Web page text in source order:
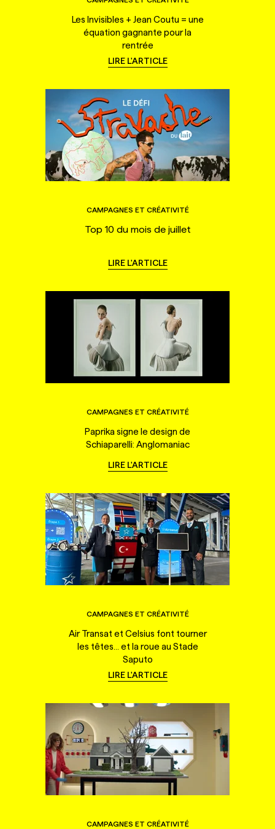
Les Invisibles + Jean Coutu = une
équation gagnante pour la
rentrée
LIRE L'ARTICLE
CAMPAGNES ET CRÉATIVITÉ
Top 10 du mois de juillet
LIRE L'ARTICLE
CAMPAGNES ET CRÉATIVITÉ
Paprika signe le design de
Schiaparelli: Anglomaniac
LIRE L'ARTICLE
CAMPAGNES ET CRÉATIVITÉ
Air Transat et Celsius font tourner
les têtes... et la roue au Stade
Saputo
LIRE L'ARTICLE
CAMPAGNES ET CRÉATIVITÉ